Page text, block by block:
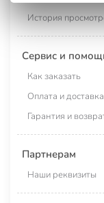
История
Сервис и
Как заказать
Оплата и доставка
Гарантия и
Партнерам
Наши реквизиты